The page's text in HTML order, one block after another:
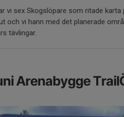
vi sex Skogslöpare som ritade karta
och vi hann med det planerade
tävlingar.
Arenabygge